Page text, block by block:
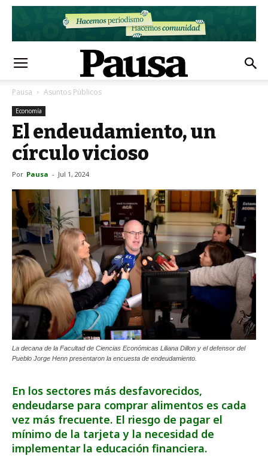
Pausa Asuntos Públicos
Economía
El endeudamiento, un
círculo vicioso
Por Pausa - Jul 1, 2024
La decana de la Facultad de Ciencias Económicas Liliana Dillon y el defensor del
Pueblo Jorge Henn presentaron la encuesta de endeudamiento.
En los sectores más desfavorecidos,
endeudarse para comprar alimentos es cada
vez más frecuente. El riesgo de pagar el
mínimo de la tarjeta y la necesidad de
implementar la educación financiera.